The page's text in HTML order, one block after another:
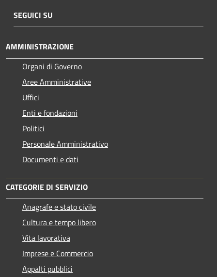
SEGUICI SU
AMMINISTRAZIONE
Organi di Governo
Aree Amministrative
Uffici
Enti e fondazioni
Politici
Personale Amministrativo
Documenti e dati
CATEGORIE DI SERVIZIO
Anagrafe e stato civile
Cultura e tempo libero
Vita lavorativa
Imprese e Commercio
Appalti pubblici